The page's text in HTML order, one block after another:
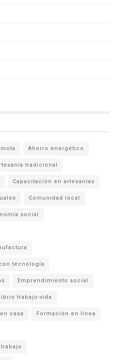
Ahorro energético
tradicional
Capacitación en artesanías
Comunidad local
social
tecnología
Emprendimiento social
trabajo-vida
casa Formación en línea